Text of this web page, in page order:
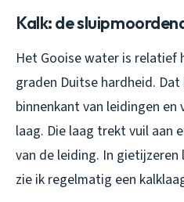
Kalk: de
Het Gooise water is relatief
graden Duitse hardheid.
binnenkant van leidingen
laag. Die laag trekt vuil aan
van de leiding. In gietijzeren
zie ik regelmatig een